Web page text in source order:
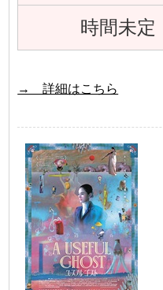
時間未定
→ 詳細はこちら